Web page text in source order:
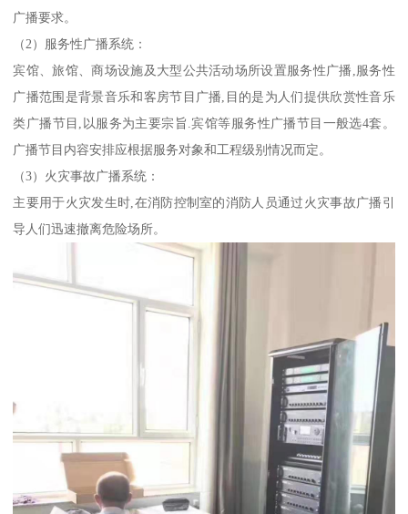
广播要求。
（2）服务性广播系统：
宾馆、旅馆、商场设施及大型公共活动场所设置服务性广播,服务性
广播范围是背景音乐和客房节目广播,目的是为人们提供欣赏性音乐
类广播节目,以服务为主要宗旨.宾馆等服务性广播节目一般选4套。
广播节目内容安排应根据服务对象和工程级别情况而定。
（3）火灾事故广播系统：
主要用于火灾发生时,在消防控制室的消防人员通过火灾事故广播引
导人们迅速撤离危险场所。